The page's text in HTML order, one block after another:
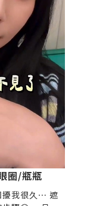
圈/瓶瓶
擾我很久⋯ 遮